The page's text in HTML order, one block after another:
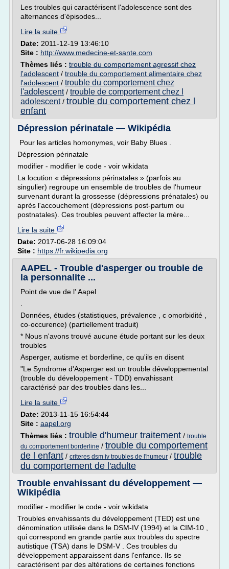
Les troubles qui caractérisent l'adolescence sont des
alternances d'épisodes...
Lire la suite
Date: 2011-12-19 13:46:10
Site : http://www.medecine-et-sante.com
Thèmes liés : trouble du comportement agressif chez
l'adolescent / trouble du comportement alimentaire chez
l'adolescent / trouble du comportement chez
l'adolescent/ trouble de comportement chez l
adolescent/ trouble du comportement chez l
enfant
Dépression périnatale — Wikipédia
Pour les articles homonymes, voir Baby Blues .
Dépression périnatale
modifier - modifier le code - voir wikidata
La locution « dépressions périnatales » (parfois au
singulier) regroupe un ensemble de troubles de l'humeur
survenant durant la grossesse (dépressions prénatales) ou
après l'accouchement (dépressions post-partum ou
postnatales). Ces troubles peuvent affecter la mère...
Lire la suite
Date: 2017-06-28 16:09:04
Site : https://fr.wikipedia.org
AAPEL - Trouble d'asperger ou trouble de
la personnalite ...
Point de vue de l' Aapel
Données, études (statistiques, prévalence , c omorbidité ,
co-occurence) (partiellement traduit)
* Nous n'avons trouvé aucune étude portant sur les deux
troubles
Asperger, autisme et borderline, ce qu'ils en disent
"Le Syndrome d'Asperger est un trouble développemental
(trouble du développement - TDD) envahissant
caractérisé par des troubles dans les...
Lire la suite
Date: 2013-11-15 16:54:44
Site : aapel.org
Thèmes liés : trouble d'humeur traitement / trouble
du comportement borderline / trouble du comportement
de l enfant / criteres dsm iv troubles de l'humeur / trouble
du comportement de l'adulte
Trouble envahissant du développement —
Wikipédia
modifier - modifier le code - voir wikidata
Troubles envahissants du développement (TED) est une
dénomination utilisée dans le DSM-IV (1994) et la CIM-10 ,
qui correspond en grande partie aux troubles du spectre
autistique (TSA) dans le DSM-V . Ces troubles du
développement apparaissent dans l'enfance. Ils se
caractérisent par des altérations de certaines fonctions